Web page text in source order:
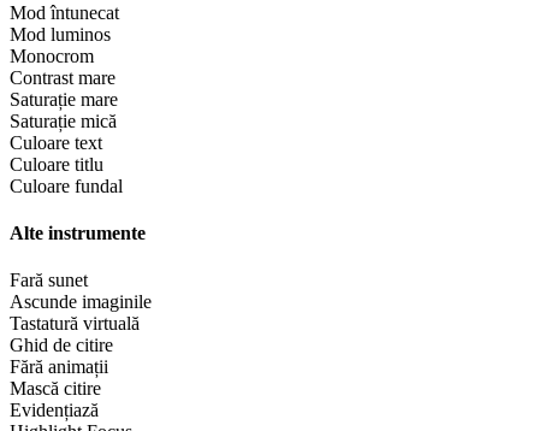
Mod întunecat
Mod luminos
Monocrom
Contrast mare
Saturație mare
Saturație mică
Culoare text
Culoare titlu
Culoare fundal
Alte instrumente
Fară sunet
Ascunde imaginile
Tastatură virtuală
Ghid de citire
Fără animații
Mască citire
Evidențiază